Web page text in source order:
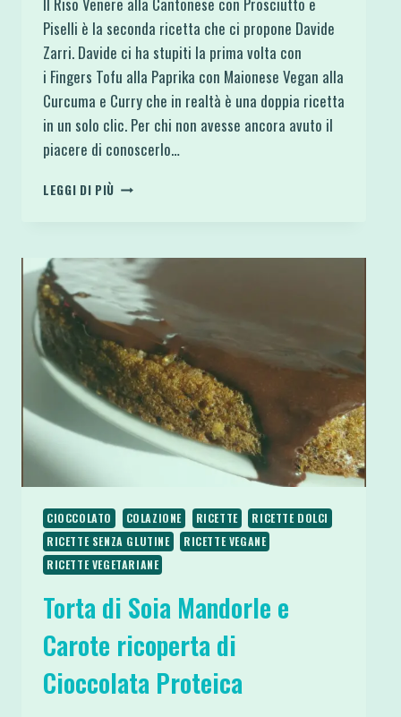
Piselli è la seconda ricetta che ci propone Davide
Zarri. Davide ci ha stupiti la prima volta con
i Fingers Tofu alla Paprika con Maionese Vegan alla
Curcuma e Curry che in realtà è una doppia ricetta
in un solo clic. Per chi non avesse ancora avuto il
piacere di conoscerlo…
LEGGI DI PIÙ RISO
CON
PROSCIUTTO
E
PISELLI
CIOCCOLATO COLAZIONE RICETTE
RICETTE DOLCI
RICETTE SENZA GLUTINE
RICETTE VEGANE
RICETTE VEGETARIANE
Torta di Soia Mandorle e
Carote ricoperta di
Cioccolata Proteica